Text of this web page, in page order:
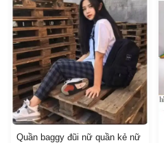
Quần baggy đũi nữ quần kẻ nữ